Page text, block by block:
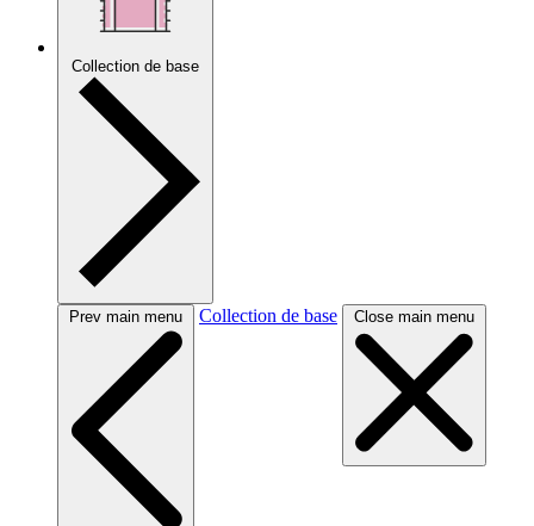
Collection de base
Prev main menu Collection de base Close main menu